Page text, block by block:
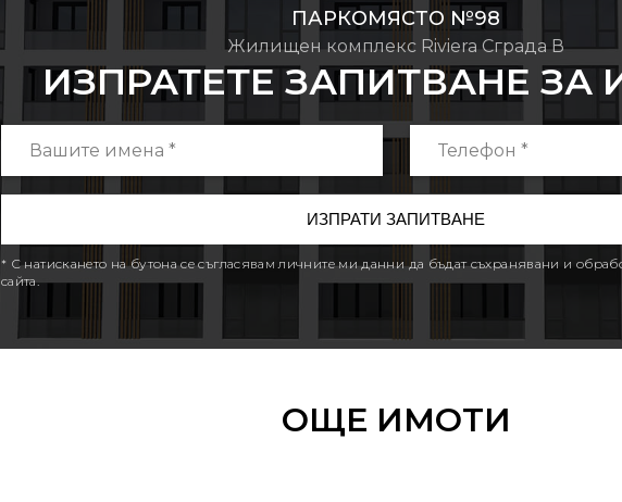
ПАРКОМЯСТО №98
Жилищен комплекс Riviera Сграда В
ИЗПРАТЕТЕ ЗАПИТВАНЕ ЗА
* С натискането на бутона се съгласявам личните ми данни да бъдат съхранявани и
сайта.
ОЩЕ ИМОТИ